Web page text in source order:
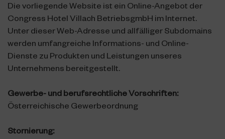
Die vorliegende Website ist ein Online-Angebot der
Congress Hotel Villach BetriebsgmbH im Internet.
Unter dieser Web-Adresse und allfälliger Subdomains
werden umfangreiche Informations- und Online-
Dienste zu Produkten und Leistungen unseres
Unternehmens bereitgestellt.
Gewerbe- und berufsrechtliche Vorschriften:
Österreichische Gewerbeordnung
Stornierung: